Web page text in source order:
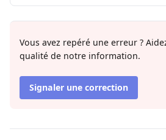
Vous avez repéré une erreur ?
qualité de notre information.
Signaler une correction